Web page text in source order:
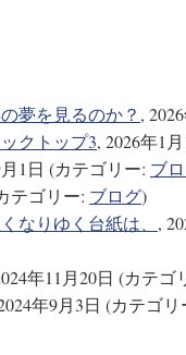
夢を見るのか？ ,
クトップ3, 2026年1
1日 (カテゴリー: ブ
テゴリー: ブログ)
なりゆく台紙は、 ,
年11月20日 (カテゴ
年9月3日 (カテゴリ